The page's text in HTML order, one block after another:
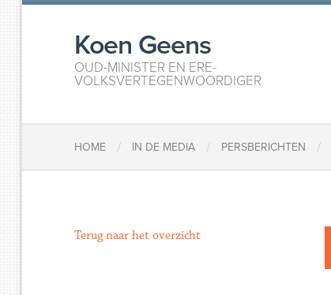
Koen Geens
OUD-MINISTER EN ERE-
VOLKSVERTEGENWOORDIGER
HOME / IN DE MEDIA / PERSBERICHTEN /
Terug naar het overzicht